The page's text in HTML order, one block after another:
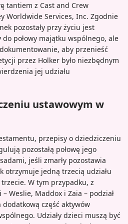
tantiem z Cast and Crew
Worldwide Services, Inc. Zgodnie
pozostały przy życiu jest
połowy majątku wspólnego, ale
aby przenieść
przez Holker było niezbędnym
jej udziału
ustawowym w
przepisy o dziedziczeniu
pozostałą połowę jego
jeśli zmarły pozostawia
otrzymuje jedną trzecią udziału
W tym przypadku, z
Weslie, Maddox i Zaia – podział
część aktywów
Udziały dzieci muszą być